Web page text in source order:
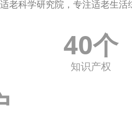
老科学研究院，专注适老生活
40个
知识产权